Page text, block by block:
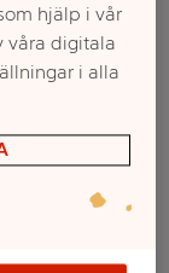
hjälp i vår
våra digitala
i alla